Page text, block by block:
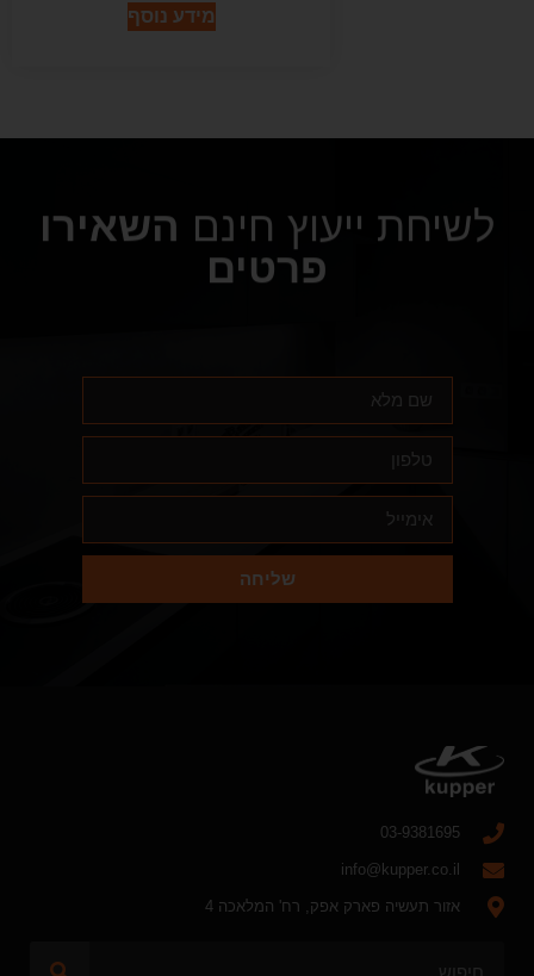
מידע נוסף
לשיחת ייעוץ חינם השאירו
פרטים
שליחה
03-9381695
info@kupper.co.il
אזור תעשיה פארק אפק, רח' המלאכה 4